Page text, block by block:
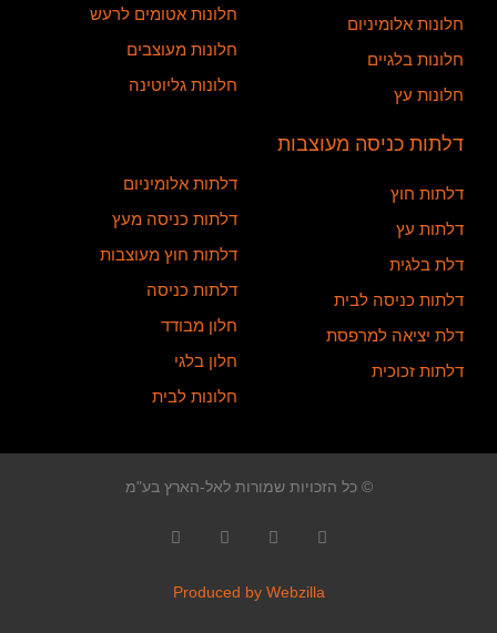
חלונות אלומיניום
חלונות בלגיים
חלונות עץ
חלונות אטומים לרעש
חלונות מעוצבים
חלונות גליוטינה
דלתות כניסה מעוצבות
דלתות חוץ
דלתות עץ
דלת בלגית
דלתות כניסה לבית
דלת יציאה למרפסת
דלתות זכוכית
דלתות אלומיניום
דלתות כניסה מעץ
דלתות חוץ מעוצבות
דלתות כניסה
חלון מבודד
חלון בלגי
חלונות לבית
© כל הזכויות שמורות לאל-הארץ בע"מ
Produced by Webzilla